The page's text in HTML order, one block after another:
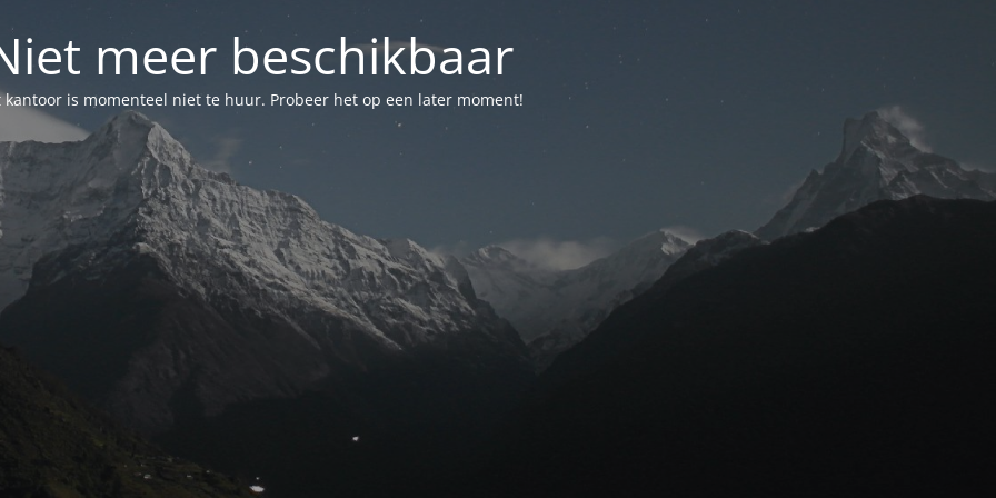
meer beschikbaar
kantoor is momenteel niet te huur. Probeer het op een later moment!